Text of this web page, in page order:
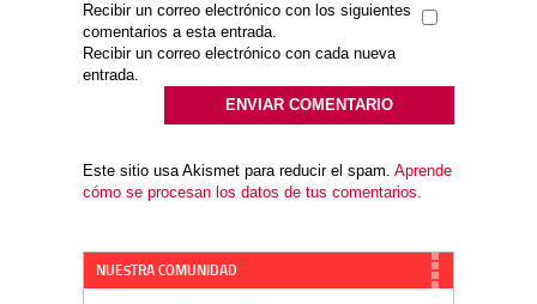
Recibir un correo electrónico con los siguientes
comentarios a esta entrada.
Recibir un correo electrónico con cada nueva
entrada.
Este sitio usa Akismet para reducir el spam. Aprende
cómo se procesan los datos de tus comentarios.
NUESTRA COMUNIDAD